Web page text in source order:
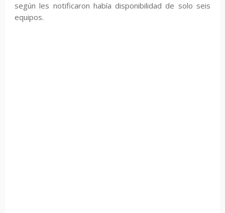
según les notificaron había disponibilidad de solo seis
equipos.